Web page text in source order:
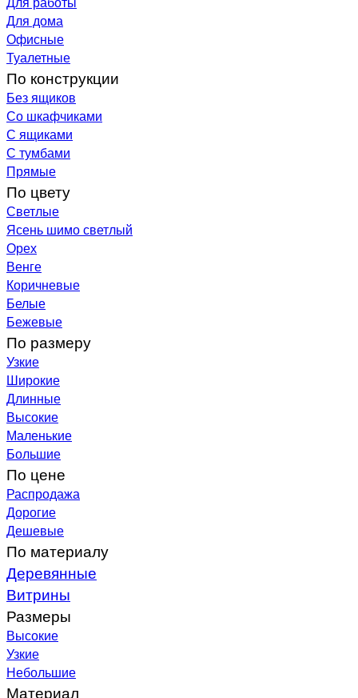
Для дома
Офисные
Туалетные
По конструкции
Без ящиков
Со шкафчиками
С ящиками
С тумбами
Прямые
По цвету
Светлые
Ясень шимо светлый
Орех
Венге
Коричневые
Белые
Бежевые
По размеру
Узкие
Широкие
Длинные
Высокие
Маленькие
Большие
По цене
Распродажа
Дорогие
Дешевые
По материалу
Деревянные
Витрины
Размеры
Высокие
Узкие
Небольшие
Материал